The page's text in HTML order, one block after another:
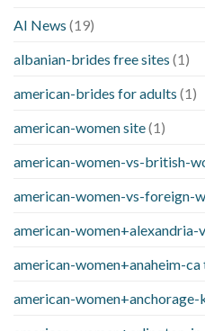
AI News (19)
albanian-brides free sites (1)
american-brides for adults (1)
american-women site(1)
american-women-vs-british-
american-women-vs-foreign-
american-women+alexandria-
american-women+anaheim-ca
american-women+anchorage-